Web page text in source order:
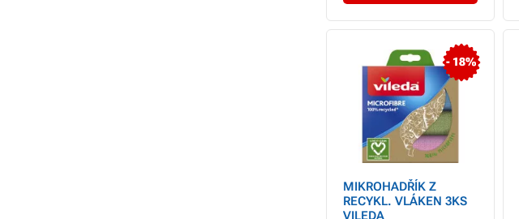
- 18%
MIKROHADŘÍK Z
RECYKL. VLÁKEN 3KS
VILEDA